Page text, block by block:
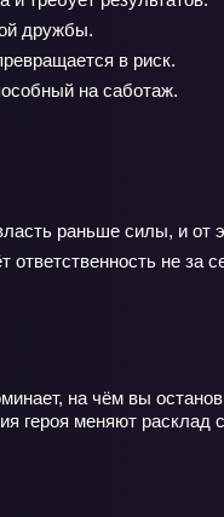
дружбы.
в риск.
на саботаж.
раньше силы, и
ответственность не
на чём вы
героя меняют расклад